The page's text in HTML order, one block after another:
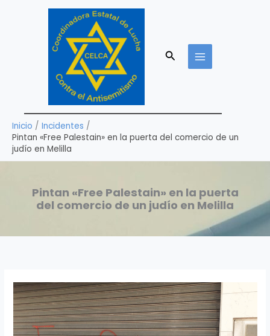
Buscar
Inicio
Incidentes
Pintan «Free Palestain» en la puerta del comercio de un
judío en Melilla
Pintan «Free Palestain» en la puerta
del comercio de un judío en Melilla